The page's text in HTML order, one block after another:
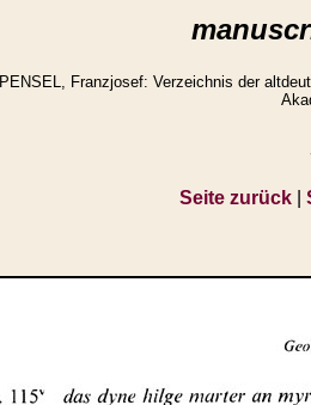
PENSEL, Franzjosef: Verzeichnis der
Seite zurück|